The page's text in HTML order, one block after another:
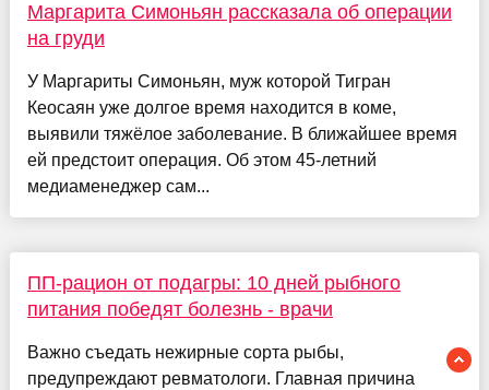
Маргарита Симоньян рассказала об операции
на груди
У Маргариты Симоньян, муж которой Тигран
Кеосаян уже долгое время находится в коме,
выявили тяжёлое заболевание. В ближайшее время
ей предстоит операция. Об этом 45-летний
медиаменеджер сам...
ПП-рацион от подагры: 10 дней рыбного
питания победят болезнь - врачи
Важно съедать нежирные сорта рыбы,
предупреждают ревматологи. Главная причина